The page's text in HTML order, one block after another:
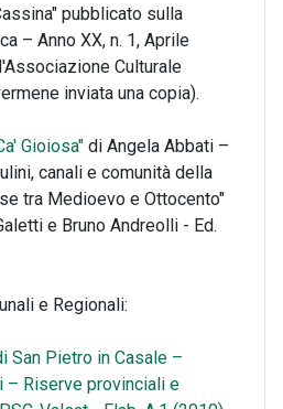
pubblicato sulla
– Anno XX, n. 1, Aprile
Culturale
inviata una copia).
Gioiosa" di Angela Abbati –
canali e comunità della
tra Medioevo e Ottocento"
e Bruno Andreolli - Ed.
e Regionali:
San Pietro in Casale –
– Riserve provinciali e